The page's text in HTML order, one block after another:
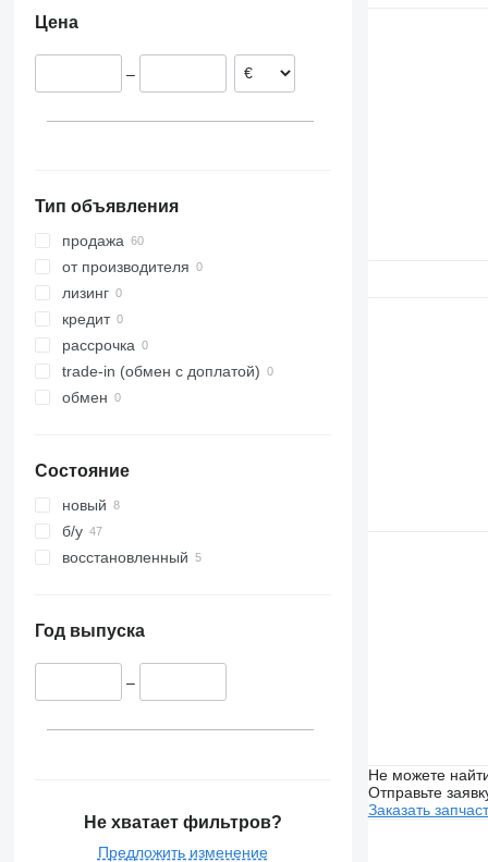
Португалия
Италия
Цена
–
Тип объявления
продажа
от производителя
лизинг
кредит
рассрочка
trade-in (обмен с доплатой)
обмен
Состояние
новый
б/у
восстановленный
Год выпуска
–
Не хватает фильтров?
Предложить изменение
Не можете
Отправьте
Заказать